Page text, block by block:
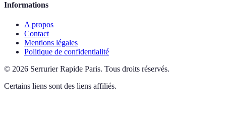
Informations
A propos
Contact
Mentions légales
Politique de confidentialité
© 2026 Serrurier Rapide Paris. Tous droits réservés.
Certains liens sont des liens affiliés.